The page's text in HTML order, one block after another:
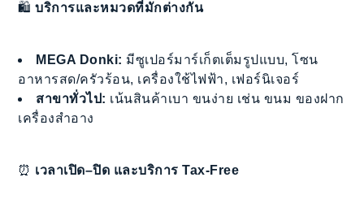
🛍️บริการและหมวดที่มักต่างกัน
MEGA Donki: มีซูเปอร์มาร์เก็ตเต็มรูปแบบ, โซน
อาหารสด/ครัวร้อน, เครื่องใช้ไฟฟ้า, เฟอร์นิเจอร์
สาขาทั่วไป: เน้นสินค้าเบา ขนง่าย เช่น ขนม ของฝาก
เครื่องสำอาง
⏰ เวลาเปิด–ปิด และบริการ Tax-Free